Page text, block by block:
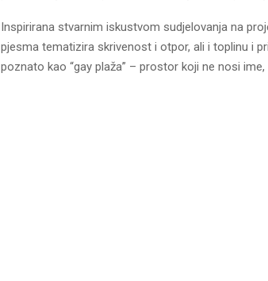
Inspirirana stvarnim iskustvom sudjelovanja na
pjesma tematizira skrivenost i otpor, ali i toplinu i
poznato kao “gay plaža” – prostor koji ne nosi ime,